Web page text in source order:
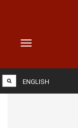
Toggle
ENGLISH